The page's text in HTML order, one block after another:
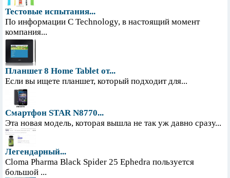
Тестовые испытания...
По информации С Technology, в настоящий момент
компания...
Планшет 8 Home Tablet от...
Если вы ищете планшет, который подходит для...
Смартфон STAR N8770...
Эта новая модель, которая вышла не так уж давно сразу...
Легендарный...
Cloma Pharma Black Spider 25 Ephedra пользуется
большой ...